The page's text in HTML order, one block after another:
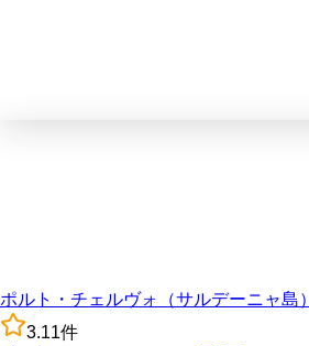
ポルト・チェルヴォ（サルデーニャ島）
3.11件